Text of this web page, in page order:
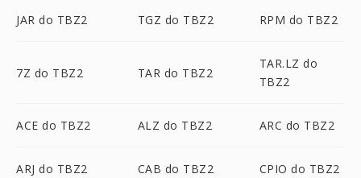
JAR do TBZ2 TGZ do TBZ2 RPM do TBZ2
7Z do TBZ2 TAR do TBZ2
TAR.LZ do
TBZ2
ACE do TBZ2 ALZ do TBZ2 ARC do TBZ2
ARJ do TBZ2 CAB do TBZ2 CPIO do TBZ2